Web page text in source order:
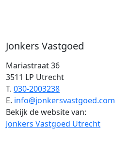
Jonkers Vastgoed
Mariastraat 36
3511 LP Utrecht
T. 030-2003238
E. info@jonkersvastgoed.com
Bekijk de website van:
Jonkers Vastgoed Utrecht